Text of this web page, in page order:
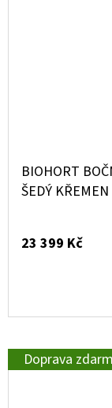
BIOHORT
ŠEDÝ
23 399 Kč
Doprava